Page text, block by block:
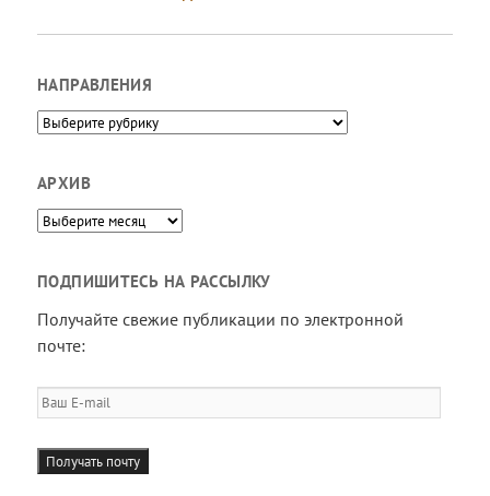
НАПРАВЛЕНИЯ
Направления
АРХИВ
Архив
ПОДПИШИТЕСЬ НА РАССЫЛКУ
Получайте свежие публикации по электронной
почте:
Ваш
E-
mail
Получать почту